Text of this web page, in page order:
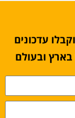
עדכונים
ובעולם